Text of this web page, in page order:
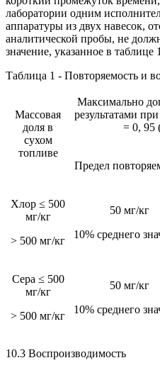
лаборатории одним
аппаратуры из двух навесок,
аналитической пробы, не
значение, указанное в таблице
Таблица 1 - Повторяемость и
Массовая
доля в
сухом
топливе
Максимально
результатами
= 0, 95
Предел
Хлор ≤ 500
мг/кг
> 500 мг/кг
50 мг/кг
10% среднего
Сера ≤ 500
мг/кг
> 500 мг/кг
50 мг/кг
10% среднего
10.3 Воспроизводимость